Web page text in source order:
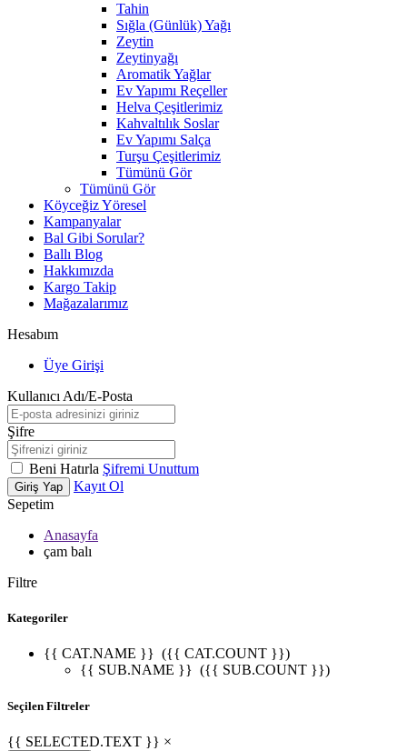
Tahin
Sığla (Günlük) Yağı
Zeytin
Zeytinyağı
Aromatik Yağlar
Ev Yapımı Reçeller
Helva Çeşitlerimiz
Kahvaltılık Soslar
Ev Yapımı Salça
Turşu Çeşitlerimiz
Tümünü Gör
Tümünü Gör
Köyceğiz Yöresel
Kampanyalar
Bal Gibi Sorular?
Ballı Blog
Hakkımızda
Kargo Takip
Mağazalarımız
Hesabım
Üye Girişi
Kullanıcı Adı/E-Posta
Şifre
Beni Hatırla Şifremi Unuttum
Giriş Yap
Kayıt Ol
Sepetim
Anasayfa
çam balı
Filtre
Kategoriler
{{ CAT.NAME }} ({{ CAT.COUNT }})
{{ SUB.NAME }} ({{ SUB.COUNT }})
Seçilen Filtreler
{{ SELECTED.TEXT }} ×